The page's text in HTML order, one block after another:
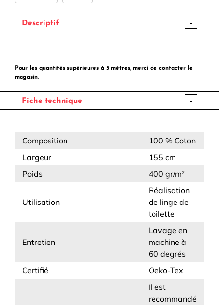
Descriptif -
Pour les quantités supérieures à 5 mètres, merci de contacter le
magasin.
Fiche technique -
Composition
100 % Coton
Largeur
155 cm
Poids
400 gr/m²
Utilisation
Réalisation
de linge de
toilette
Entretien
Lavage en
machine à
60 degrés
Certifié
Oeko-Tex
Il est
recommandé